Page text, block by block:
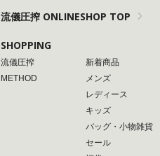
流儀圧搾 ONLINESHOP TOP
SHOPPING
流儀圧搾
METHOD
新着商品
メンズ
レディース
キッズ
バッグ・小物雑貨
セール